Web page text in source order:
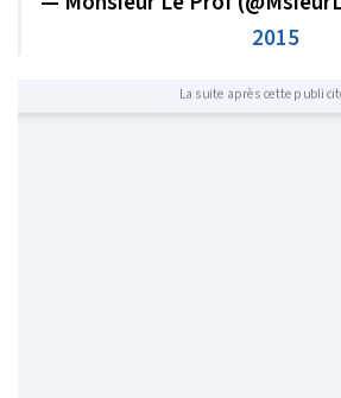
2015
La suite après cette